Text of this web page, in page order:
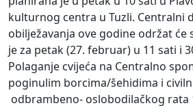
kulturnog centra u Tuzli. Centralni
obilježavanja ove godine održat će
je za petak (27. februar) u 11 sati i
Polaganje cvijeća na Centralno
poginulim borcima/šehidima i
odbrambeno- oslobodilačkog rata